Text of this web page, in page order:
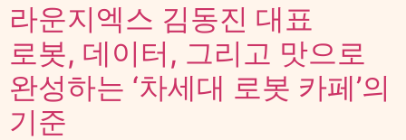
라운지엑스 김동진 대표
로봇, 데이터, 그리고 맛으로
완성하는 ‘차세대 로봇 카페’의
기준